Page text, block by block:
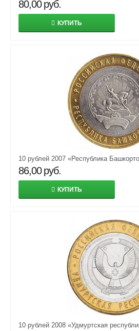
80,00 руб.
КУПИТЬ
10 рублей 2007 «Республика
86,00 руб.
КУПИТЬ
10 рублей 2008 «Удмуртская